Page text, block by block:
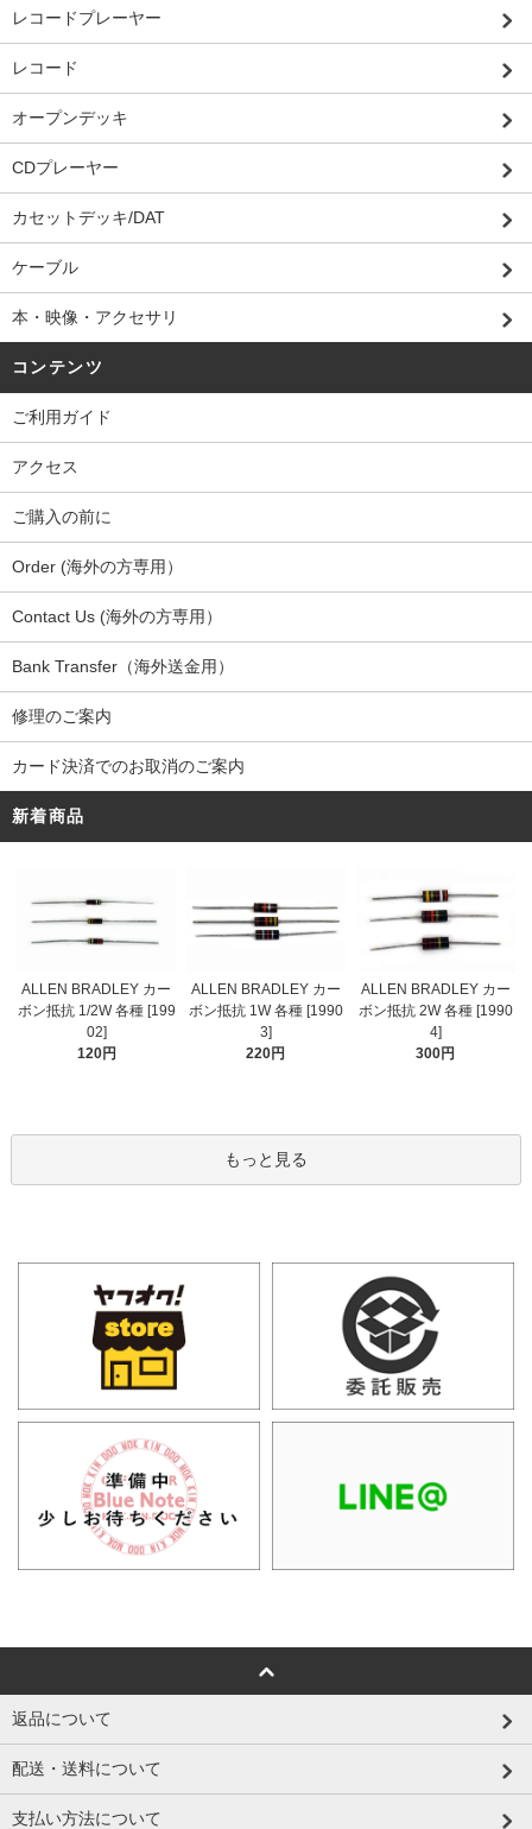
レコードプレーヤー
レコード
オープンデッキ
CDプレーヤー
カセットデッキ/DAT
ケーブル
本・映像・アクセサリ
コンテンツ
ご利用ガイド
アクセス
ご購入の前に
Order (海外の方専用）
Contact Us (海外の方専用）
Bank Transfer（海外送金用）
修理のご案内
カード決済でのお取消のご案内
新着商品
ALLEN BRADLEY カー
ボン抵抗 1/2W 各種 [199
02]
120円
ALLEN BRADLEY カー
ボン抵抗 1W 各種 [1990
3]
220円
ALLEN BRADLEY カー
ボン抵抗 2W 各種 [1990
4]
300円
もっと見る
返品について
配送・送料について
支払い方法について